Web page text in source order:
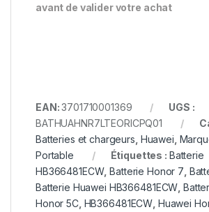
avant de valider votre achat
EAN:3701710001369
UGS :
BATHUAHNR7LTEORICPQ01
Batteries et chargeurs Huawei
Portable
Étiquettes : Batterie
HB366481ECW,Batterie Honor 7
Batterie Huawei HB366481ECW
Honor 5C, HB366481ECW Huawei